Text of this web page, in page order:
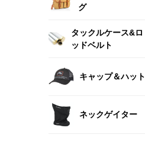
グ
タックルケース&ロ
ッドベルト
キャップ＆ハット
ネックゲイター